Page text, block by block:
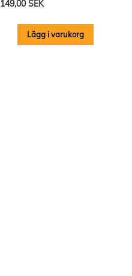
149,00 SEK
Lägg i varukorg